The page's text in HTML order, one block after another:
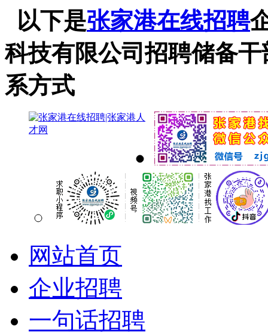
以下是张家港在线招聘
科技有限公司招聘储备
系方式
网站首页
企业招聘
一句话招聘